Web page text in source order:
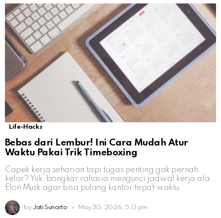
Life-Hacks
Bebas dari Lembur! Ini Cara Mudah Atur
Waktu Pakai Trik Timeboxing
Capek kerja seharian tapi tugas penting gak pernah
kelar? Yuk, bongkar rahasia mengunci jadwal kerja ala
Elon Musk agar bisa pulang kantor tepat waktu.
by Jati Sunarto May 30, 2026, 5:13 pm